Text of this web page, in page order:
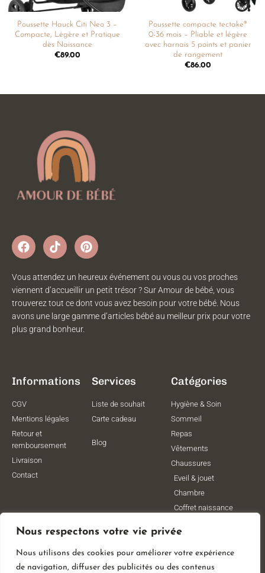
Nous respectons votre vie privée
Nous utilisons des cookies pour améliorer votre expérience
de navigation, diffuser des publicités ou des contenus
Poussette Hauck Citi Neo 3 –
Compacte, Légère et Pratique
dès Naissance
€89.00
Poussette compacte tectake®
0-36 mois – Pliable et légère
avec harnais 5 points et panier
de rangement
€86.00
Vous attendez un heureux événement ou vous ou vos proches
viennent d’accueillir un petit trésor ? Sur Amour de bébé, vous
trouverez tout ce dont vous avez besoin pour votre bébé. Nous
avons une large gamme d’articles bébé au meilleur prix pour votre
plus grand bonheur.
Informations
CGV
Mentions légales
Retour et
remboursement
Livraison
Contact
Services
Liste de souhait
Carte cadeau
Blog
Catégories
Hygiène & Soin
Sommeil
Repas
Vêtements
Chaussures
Eveil & jouet
Chambre
Coffret naissance
Vêtements de
grossesse
Lithothérapie